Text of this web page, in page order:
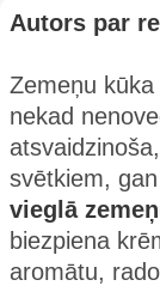
Autors par
Zemeņu
nekad
svētkiem,
vieglā
biezpiena
aromātu,